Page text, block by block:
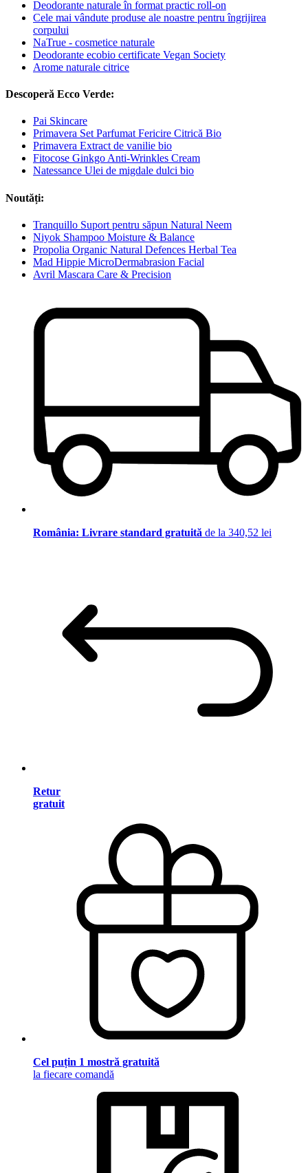
Deodorante naturale în format practic roll-on
Cele mai vândute produse ale noastre pentru îngrijirea
corpului
NaTrue - cosmetice naturale
Deodorante ecobio certificate Vegan Society
Arome naturale citrice
Descoperă Ecco Verde:
Pai Skincare
Primavera Set Parfumat Fericire Citrică Bio
Primavera Extract de vanilie bio
Fitocose Ginkgo Anti-Wrinkles Cream
Natessance Ulei de migdale dulci bio
Noutăți:
Tranquillo Suport pentru săpun Natural Neem
Niyok Shampoo Moisture & Balance
Propolia Organic Natural Defences Herbal Tea
Mad Hippie MicroDermabrasion Facial
Avril Mascara Care & Precision
România: Livrare standard gratuită de la 340,52 lei
Retur
gratuit
Cel puțin 1 mostră gratuită
la fiecare comandă